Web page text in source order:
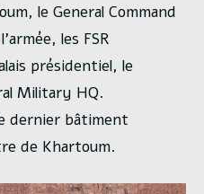
le General Command
les FSR
présidentiel, le
Military HQ.
dernier bâtiment
de Khartoum.